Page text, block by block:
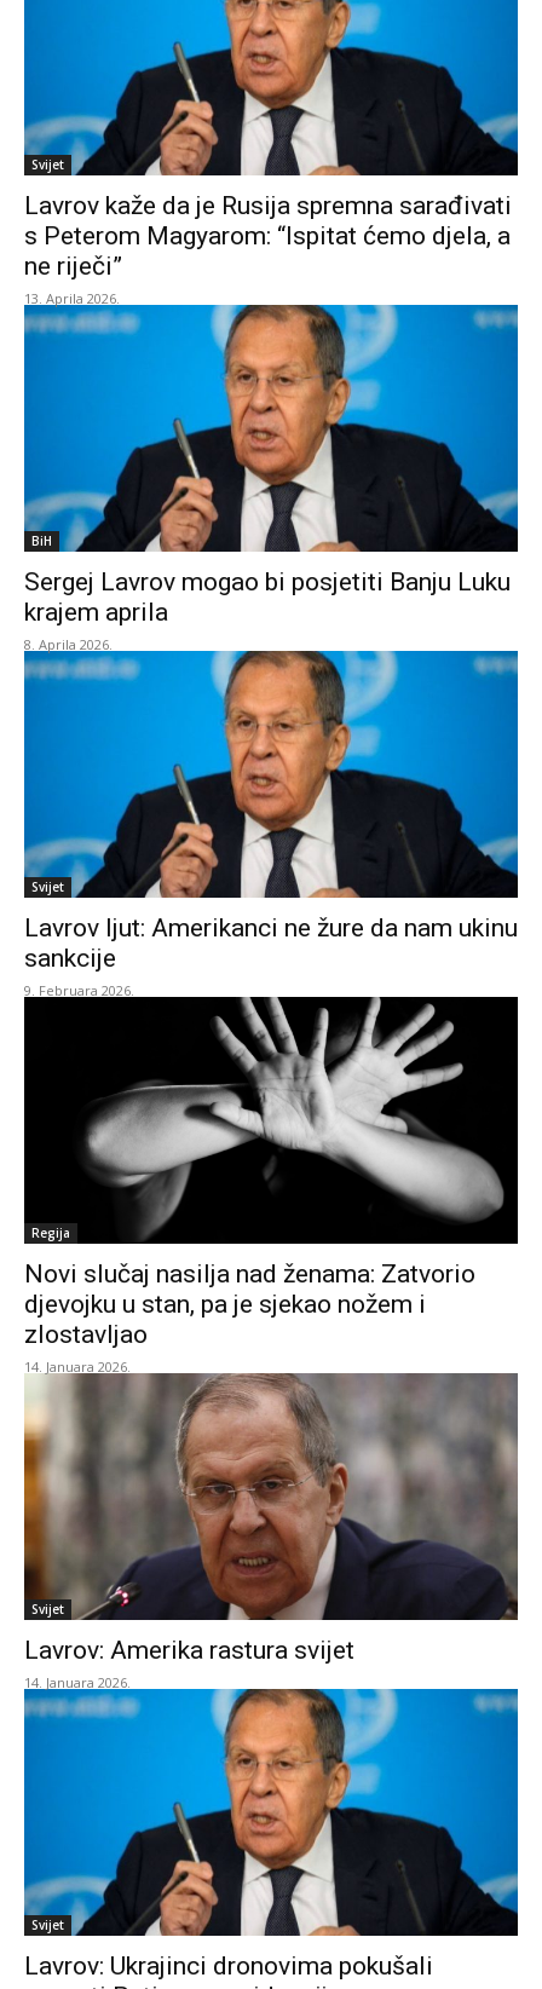
Svijet
Lavrov kaže da je Rusija spremna sarađivati
s Peterom Magyarom: “Ispitat ćemo djela, a
ne riječi”
13. Aprila 2026.
BiH
Sergej Lavrov mogao bi posjetiti Banju Luku
krajem aprila
8. Aprila 2026.
Svijet
Lavrov ljut: Amerikanci ne žure da nam ukinu
sankcije
9. Februara 2026.
Regija
Novi slučaj nasilja nad ženama: Zatvorio
djevojku u stan, pa je sjekao nožem i
zlostavljao
14. Januara 2026.
Svijet
Lavrov: Amerika rastura svijet
14. Januara 2026.
Svijet
Lavrov: Ukrajinci dronovima pokušali